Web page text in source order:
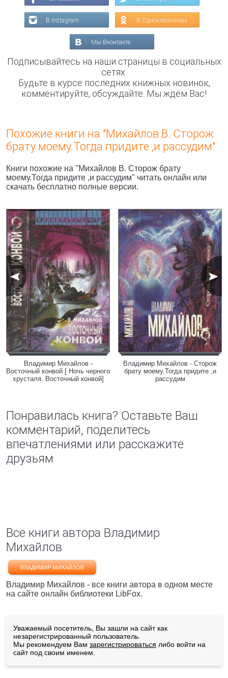
В Instagram В Одноклассниках
Мы Вконтакте
Подписывайтесь на наши страницы в социальных
сетях.
Будьте в курсе последних книжных новинок,
комментируйте, обсуждайте. Мы ждём Вас!
Похожие книги на "Михайлов В. Сторож
брату моему.Тогда придите ,и рассудим"
Книги похожие на "Михайлов В. Сторож брату
моему.Тогда придите ,и рассудим" читать онлайн или
скачать бесплатно полные версии.
Владимир Михайлов -
Восточный конвой [ Ночь черного
хрусталя. Восточный конвой]
Владимир Михайлов - Сторож
брату моему.Тогда придите ,и
рассудим
Понравилась книга? Оставьте Ваш
комментарий, поделитесь
впечатлениями или расскажите
друзьям
Все книги автора Владимир
Михайлов
ВЛАДИМИР МИХАЙЛОВ
Владимир Михайлов - все книги автора в одном месте
на сайте онлайн библиотеки LibFox.
Уважаемый посетитель, Вы зашли на сайт как
незарегистрированный пользователь.
Мы рекомендуем Вам зарегистрироваться либо войти на
сайт под своим именем.